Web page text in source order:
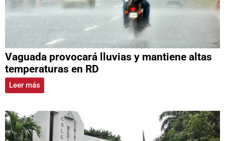
Vaguada provocará lluvias y mantiene altas
temperaturas en RD
Leer más